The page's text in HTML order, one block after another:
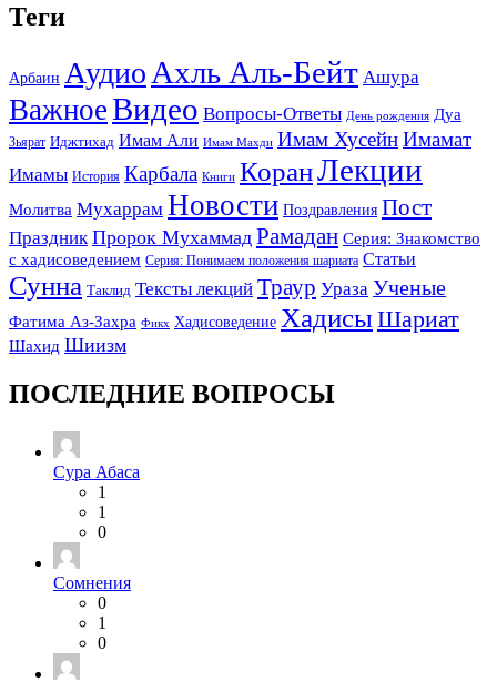
Теги
Арбаин Аудио Ахль Аль-Бейт Ашура
ВажноеВидео Вопросы-Ответы День рождения Дуа
Зьярат Иджтихад Имам Али Имам Махди Имам ХусейнИмамат
Имамы История Карбала Книги КоранЛекции
Молитва Мухаррам Новости Поздравления Пост
Праздник Пророк Мухаммад Рамадан Серия: Знакомство
с хадисоведением Серия: Понимаем положения шариата Статьи
Сунна Таклид Тексты лекций Траур Ураза Ученые
Фатима Аз-Захра Фикх Хадисоведение ХадисыШариат
Шахид Шиизм
ПОСЛЕДНИЕ ВОПРОСЫ
Сура Абаса
1
1
0
Сомнения
0
1
0